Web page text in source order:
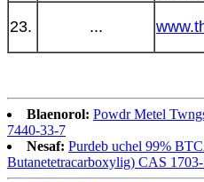
23. ...
Blaenorol: Powdr Metel
7440-33-7
Nesaf: Purdeb uchel 99%
Butanetetracarboxylig) CAS